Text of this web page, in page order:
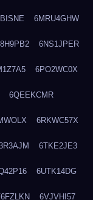
6MRU4GHW
6NS1JPER
6PO2WC0X
6QEEKCMR
6RKWC57X
6TKE2JE3
6UTK14DG
6VJVHI57